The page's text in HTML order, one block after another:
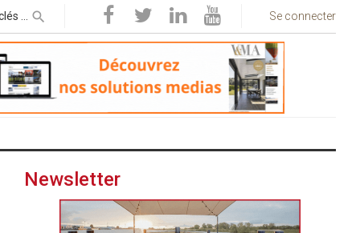
Se connecter
Newsletter